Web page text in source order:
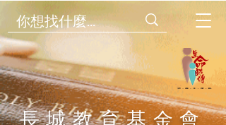
​長城教育基金會